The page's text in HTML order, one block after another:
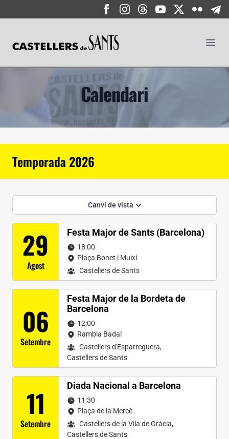
Castellers de Sants
Calendari
Temporada 2026
Canvi de vista
29
Agost
Festa Major de Sants (Barcelona)
18:00
Plaça Bonet i Muixí
Castellers de Sants
06
Setembre
Festa Major de la Bordeta de
Barcelona
12:00
Rambla Badal
Castellers d'Esparreguera,
Castellers de Sants
11
Setembre
Diada Nacional a Barcelona
11:30
Plaça de la Mercè
Castellers de la Vila de Gràcia,
Castellers de Sants